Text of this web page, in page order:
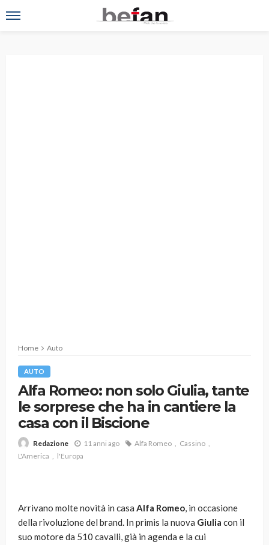
Home Auto
AUTO
Alfa Romeo: non solo Giulia, tante
le sorprese che ha in cantiere la
casa con il Biscione
Redazione 11 anni ago Alfa Romeo
Cassino
L'America
l'Europa
Arrivano molte novità in casa Alfa Romeo, in occasione
della rivoluzione del brand. In primis la nuova Giulia con il
suo motore da 510 cavalli, già in agenda e la cui